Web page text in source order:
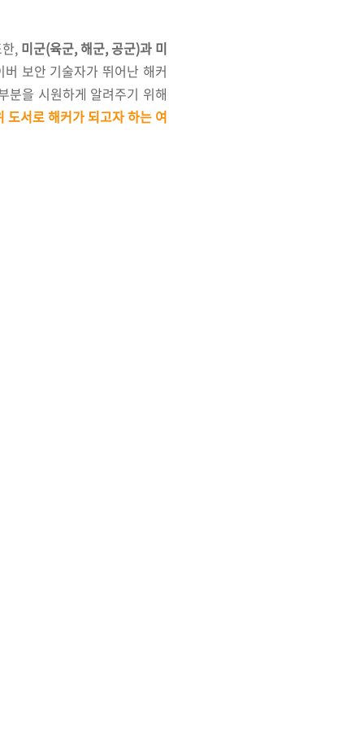
, 미군(육군, 해군, 공군)과 미
보안 기술자가 뛰어난 해커
분을 시원하게 알려주기 위해
도서로 해커가 되고자 하는 여